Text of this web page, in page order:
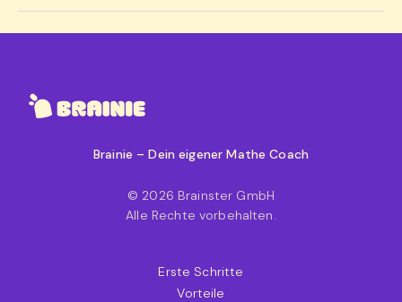
Brainie – Dein eigener Mathe Coach
© 2026 Brainster GmbH
Alle Rechte vorbehalten.
Erste Schritte
Vorteile